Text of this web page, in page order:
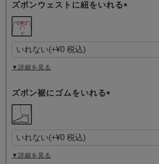
ズボンウェストに紐をいれる
須
)
▼詳細を見る
ズボン裾にゴムをいれる
須
)
▼詳細を見る